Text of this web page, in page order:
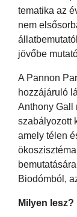
tematika az
nem
jövőbe
A Pannon
hozzájáruló
Anthony Gall
szabályozott
amely télen
Biodómból,
Milyen lesz?